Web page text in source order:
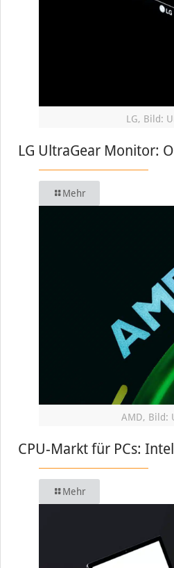
LG, Bild:
LG UltraGear Monitor:
Mehr
AMD, Bild:
CPU-Markt für PCs:
Mehr